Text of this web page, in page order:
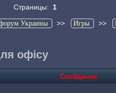
Страницы: 1
Украины >> Игры >>
офісу
Сообщение